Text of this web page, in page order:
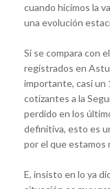
cuando hicimos la
una evolución
Si se compara con
registrados en
importante, casi un
cotizantes a la
perdido en los
definitiva, esto es
por el que estamos
E, insisto en lo ya